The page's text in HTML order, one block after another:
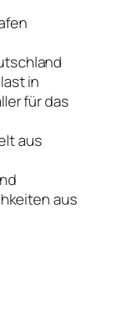
in
für das
aus
aus